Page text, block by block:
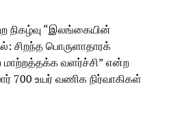
நிகழ்வு “இலங்கையின்
சிறந்த பொருளாதாரக்
வளர்ச்சி” என்ற
700 உயர் வணிக நிர்வாகிகள்